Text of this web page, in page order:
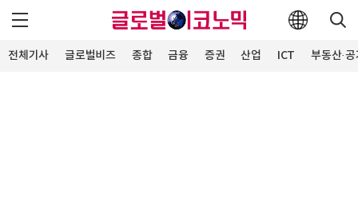
전체기사 글로벌비즈 종합 금융 증권 산업 ICT 부동산·